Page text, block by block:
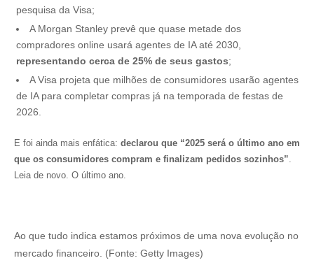
pesquisa da Visa;
A Morgan Stanley prevê que quase metade dos
compradores online usará agentes de IA até 2030,
representando cerca de 25% de seus gastos;
A Visa projeta que milhões de consumidores usarão agentes
de IA para completar compras já na temporada de festas de
2026.
E foi ainda mais enfática: declarou que “2025 será o último ano em
que os consumidores compram e finalizam pedidos sozinhos”.
Leia de novo. O último ano.
Ao que tudo indica estamos próximos de uma nova evolução no
mercado financeiro. (Fonte: Getty Images)